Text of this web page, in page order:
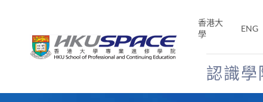
香港大
學
ENG
認識學